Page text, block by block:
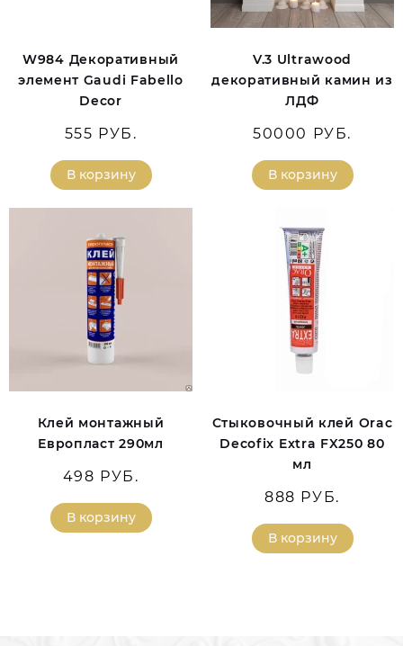
W984 Декоративный
элемент Gaudi Fabello
Decor
555 РУБ.
В корзину
V.3 Ultrawood
декоративный камин из
ЛДФ
50000 РУБ.
В корзину
Клей монтажный
Европласт 290мл
498 РУБ.
В корзину
Стыковочный клей Orac
Decofix Extra FX250 80
мл
888 РУБ.
В корзину